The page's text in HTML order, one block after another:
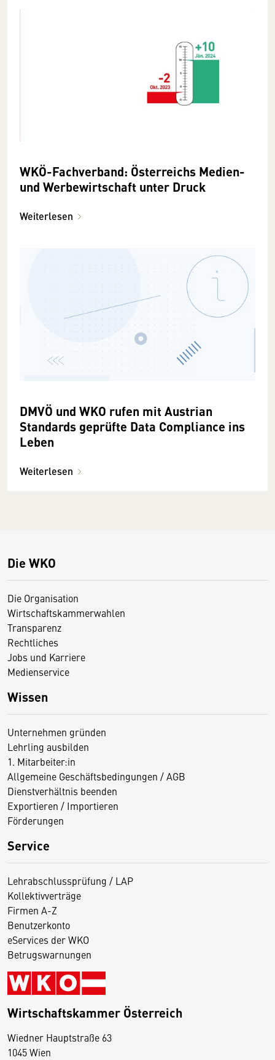
WKÖ-Fachverband: Österreichs Medien-
und Werbewirtschaft unter Druck
Weiterlesen
DMVÖ und WKO rufen mit Austrian
Standards geprüfte Data Compliance ins
Leben
Weiterlesen
Die WKO
Die Organisation
Wirtschaftskammerwahlen
Transparenz
Rechtliches
Jobs und Karriere
Medienservice
Wissen
Unternehmen gründen
Lehrling ausbilden
1. Mitarbeiter:in
Allgemeine Geschäftsbedingungen / AGB
Dienstverhältnis beenden
Exportieren / Importieren
Förderungen
Service
Lehrabschlussprüfung / LAP
Kollektivverträge
Firmen A-Z
Benutzerkonto
eServices der WKO
Betrugswarnungen
Wirtschaftskammer Österreich
Wiedner Hauptstraße 63
1045 Wien
D